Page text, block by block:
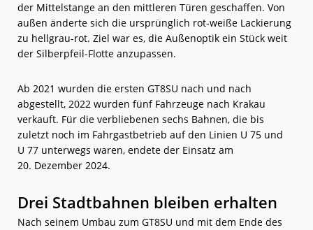
der Mittelstange an den mittleren Türen geschaffen. Von
außen änderte sich die ursprünglich rot-weiße Lackierung
zu hellgrau-rot. Ziel war es, die Außenoptik ein Stück weit
der Silberpfeil-Flotte anzupassen.
Ab 2021 wurden die ersten GT8SU nach und nach
abgestellt, 2022 wurden fünf Fahrzeuge nach Krakau
verkauft. Für die verbliebenen sechs Bahnen, die bis
zuletzt noch im Fahrgastbetrieb auf den Linien U 75 und
U 77 unterwegs waren, endete der Einsatz am
20. Dezember 2024.
Drei Stadtbahnen bleiben erhalten
Nach seinem Umbau zum GT8SU und mit dem Ende des